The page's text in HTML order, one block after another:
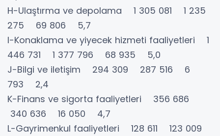
H-Ulaştırma ve depolama 1 305 081 1 235
275 69 806 5,7
I-Konaklama ve yiyecek hizmeti faaliyetleri 1
446 731 1 377 796 68 935 5,0
J-Bilgi ve iletişim 294 309 287 516 6
793 2,4
K-Finans ve sigorta faaliyetleri 356 686
340 636 16 050 4,7
L-Gayrimenkul faaliyetleri 128 611 123 009